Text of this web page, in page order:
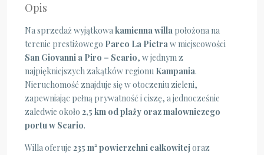
Opis
Na sprzedaż wyjątkowakamienna willa położona na
terenie prestiżowego Parco La Pietraw miejscowości
San Giovanni a Piro – Scario, w jednym z
najpiękniejszych zakątków regionu Kampania.
Nieruchomość znajduje się w otoczeniu zieleni,
zapewniając pełną prywatność i ciszę, a jednocześnie
zaledwie około 2,5 km od plaży oraz malowniczego
portu w Scario.
Willa oferuje 235 m² powierzchni całkowitej oraz